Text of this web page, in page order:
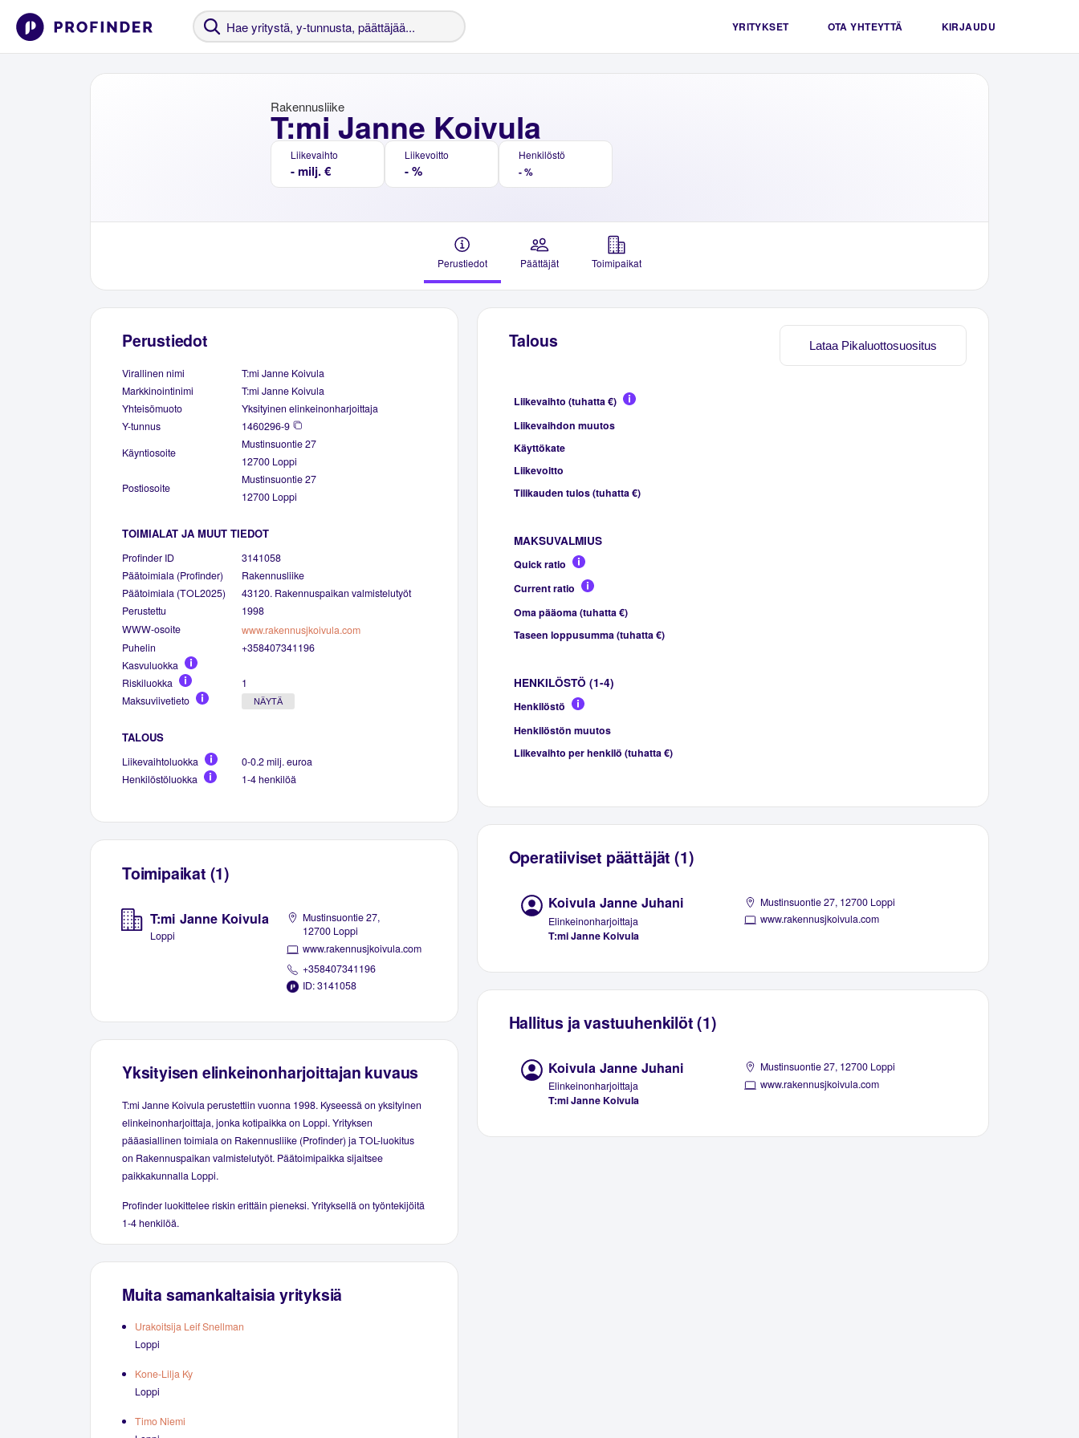
YRITYKSET OTA YHTEYTTÄ KIRJAUDU
T:mi Janne Koivula
Rakennusliike
Liikevaihto
- milj. €
Liikevoitto
- %
Henkilöstö
- %
Perustiedot Päättäjät Toimipaikat
Perustiedot
Virallinen nimi
T:mi Janne Koivula
Markkinointinimi
T:mi Janne Koivula
Yhteisömuoto
Yksityinen elinkeinonharjoittaja
Y-tunnus
1460296-9
Käyntiosoite
Mustinsuontie 27
12700 Loppi
Postiosoite
Mustinsuontie 27
12700 Loppi
TOIMIALAT JA MUUT TIEDOT
Profinder ID
3141058
Päätoimiala (Profinder)
Rakennusliike
Päätoimiala (TOL2025)
43120. Rakennuspaikan valmistelutyöt
Perustettu
1998
WWW-osoite
www.rakennusjkoivula.com
Puhelin
+358407341196
Kasvuluokka
Riskiluokka
1
Maksuviivetieto
NÄYTÄ
TALOUS
Liikevaihtoluokka
0-0.2 milj. euroa
Henkilöstöluokka
1-4 henkilöä
Toimipaikat (1)
T:mi Janne Koivula
Loppi
Mustinsuontie 27,
12700 Loppi
www.rakennusjkoivula.com
+358407341196
ID: 3141058
Yksityisen elinkeinonharjoittajan kuvaus
T:mi Janne Koivula perustettiin vuonna 1998. Kyseessä on yksityinen
elinkeinonharjoittaja, jonka kotipaikka on Loppi. Yrityksen
pääasiallinen toimiala on Rakennusliike (Profinder) ja TOL-luokitus
on Rakennuspaikan valmistelutyöt. Päätoimipaikka sijaitsee
paikkakunnalla Loppi.
Profinder luokittelee riskin erittäin pieneksi. Yrityksellä on työntekijöitä
1-4 henkilöä.
Muita samankaltaisia yrityksiä
Urakoitsija Leif Snellman
Loppi
Kone-Lilja Ky
Loppi
Timo Niemi
Lataa Pikaluottosuositus
Talous
Liikevaihto (tuhatta €)
Liikevaihdon muutos
Käyttökate
Liikevoitto
Tilikauden tulos (tuhatta €)
MAKSUVALMIUS
Quick ratio
Current ratio
Oma pääoma (tuhatta €)
Taseen loppusumma (tuhatta €)
HENKILÖSTÖ (1-4)
Henkilöstö
Henkilöstön muutos
Liikevaihto per henkilö (tuhatta €)
Operatiiviset päättäjät (1)
Koivula Janne Juhani
Elinkeinonharjoittaja
T:mi Janne Koivula
Mustinsuontie 27, 12700 Loppi
www.rakennusjkoivula.com
Hallitus ja vastuuhenkilöt (1)
Koivula Janne Juhani
Elinkeinonharjoittaja
T:mi Janne Koivula
Mustinsuontie 27, 12700 Loppi
www.rakennusjkoivula.com